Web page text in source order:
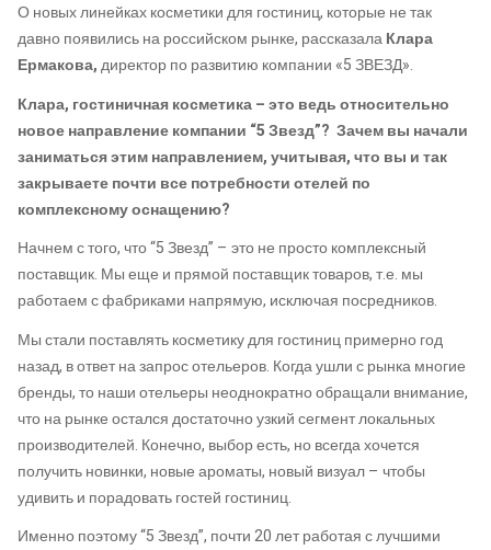
О новых линейках косметики для гостиниц, которые не так
давно появились на российском рынке, рассказалаКлара
Ермакова,директор по развитию компании «5 ЗВЕЗД».
Клара, гостиничная косметика – это ведь относительно
новое направление компании “5 Звезд”? Зачем вы начали
заниматься этим направлением, учитывая, что вы и так
закрываете почти все потребности отелей по
комплексному оснащению?
Начнем с того, что “5 Звезд” – это не просто комплексный
поставщик. Мы еще и прямой поставщик товаров, т.е. мы
работаем с фабриками напрямую, исключая посредников.
Мы стали поставлять косметику для гостиниц примерно год
назад, в ответ на запрос отельеров. Когда ушли с рынка многие
бренды, то наши отельеры неоднократно обращали внимание,
что на рынке остался достаточно узкий сегмент локальных
производителей. Конечно, выбор есть, но всегда хочется
получить новинки, новые ароматы, новый визуал – чтобы
удивить и порадовать гостей гостиниц.
Именно поэтому “5 Звезд”, почти 20 лет работая с лучшими